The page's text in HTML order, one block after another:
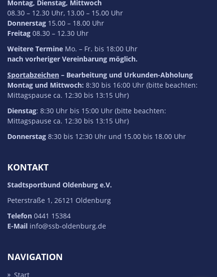
Montag, Dienstag, Mittwoch
08.30 – 12.30 Uhr, 13.00 – 15.00 Uhr
Donnerstag 15.00 – 18.00 Uhr
Freitag 08.30 – 12.30 Uhr
Weitere Termine Mo. – Fr. bis 18:00 Uhr
nach vorheriger Vereinbarung möglich.
Sportabzeichen – Bearbeitung und Urkunden-Abholung
Montag und Mittwoch: 8:30 bis 16:00 Uhr (bitte beachten:
Mittagspause ca. 12:30 bis 13:15 Uhr)
Dienstag: 8:30 Uhr bis 15:00 Uhr (bitte beachten:
Mittagspause ca. 12:30 bis 13:15 Uhr)
Donnerstag 8:30 bis 12:30 Uhr und 15.00 bis 18.00 Uhr
KONTAKT
Stadtsportbund Oldenburg e.V.
Peterstraße 1, 26121 Oldenburg
Telefon 0441 15384
E-Mail info@ssb-oldenburg.de
NAVIGATION
Start